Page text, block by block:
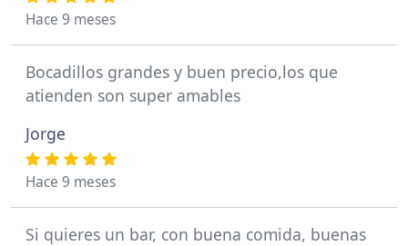
Hace 9 meses
Bocadillos grandes y buen precio,los que
atienden son super amables
Jorge
Hace 9 meses
Si quieres un bar, con buena comida, buenas